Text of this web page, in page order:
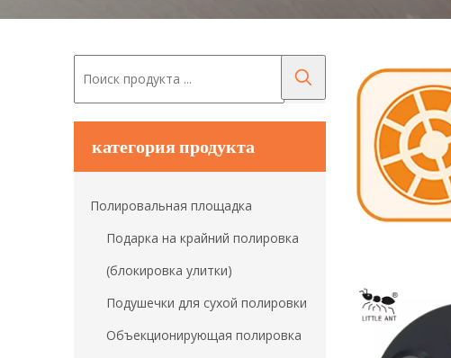
категория продукта
Полировальная площадка
Подарка на крайний полировка
(блокировка улитки)
Подушечки для сухой полировки
Объекционирующая полировка